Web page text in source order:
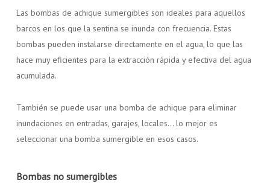
Las bombas de achique sumergibles son ideales para aquellos
barcos en los que la sentina se inunda con frecuencia. Estas
bombas pueden instalarse directamente en el agua, lo que las
hace muy eficientes para la extracción rápida y efectiva del agua
acumulada.
También se puede usar una bomba de achique para eliminar
inundaciones en entradas, garajes, locales… lo mejor es
seleccionar una bomba sumergible en esos casos.
Bombas no sumergibles